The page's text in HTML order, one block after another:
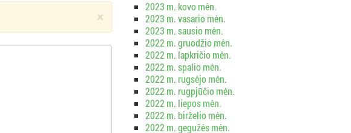
×
2023 m. kovo mėn.
2023 m. vasario mėn.
2023 m. sausio mėn.
2022 m. gruodžio mėn.
2022 m. lapkričio mėn.
2022 m. spalio mėn.
2022 m. rugsėjo mėn.
2022 m. rugpjūčio mėn.
2022 m. liepos mėn.
2022 m. birželio mėn.
2022 m. gegužės mėn.